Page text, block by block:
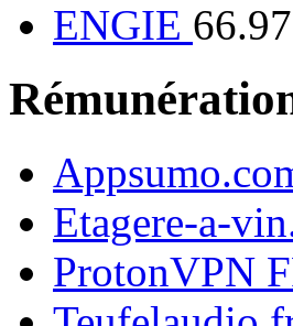
ENGIE
Etagere-a-
ProtonVPN